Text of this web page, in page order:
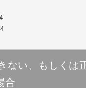
ない、もしくは
合